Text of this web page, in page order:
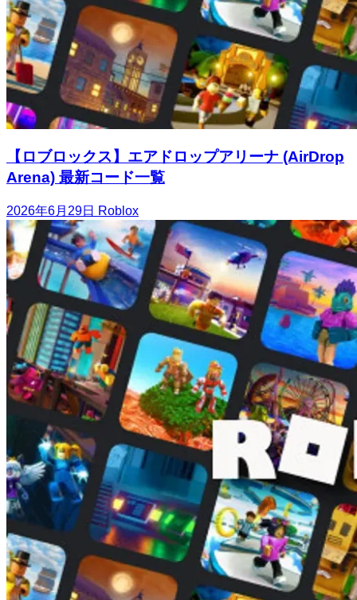
【ロブロックス】エアドロップアリーナ (AirDrop
Arena) 最新コード一覧
2026年6月29日 Roblox